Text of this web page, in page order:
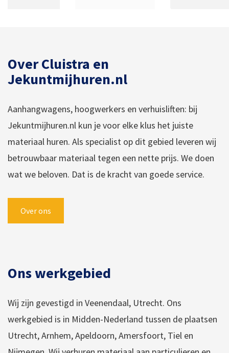
Over Cluistra en
Jekuntmijhuren.nl
Aanhangwagens, hoogwerkers en verhuisliften: bij
Jekuntmijhuren.nl kun je voor elke klus het juiste
materiaal huren. Als specialist op dit gebied leveren wij
betrouwbaar materiaal tegen een nette prijs. We doen
wat we beloven. Dat is de kracht van goede service.
Over ons
Ons werkgebied
Wij zijn gevestigd in Veenendaal, Utrecht. Ons
werkgebied is in Midden-Nederland tussen de plaatsen
Utrecht, Arnhem, Apeldoorn, Amersfoort, Tiel en